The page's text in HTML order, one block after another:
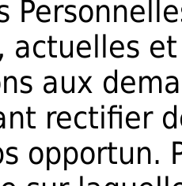
actuelles
aux
rectifier
opportun.